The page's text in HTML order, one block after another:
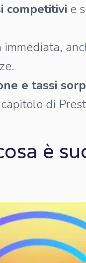
competitivi e
e tassi
di
è